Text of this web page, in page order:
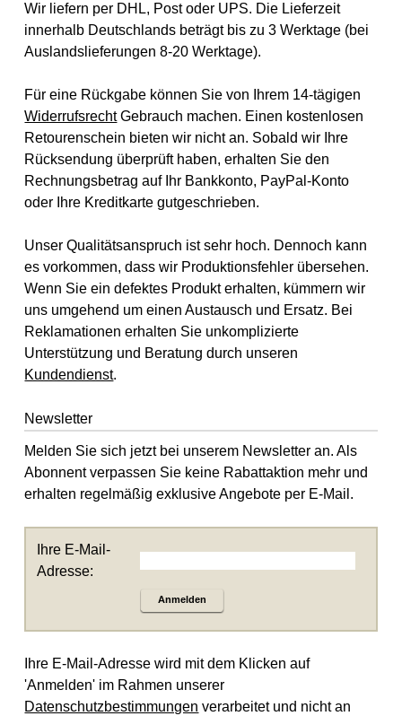
Wir liefern per DHL, Post oder UPS. Die Lieferzeit
innerhalb Deutschlands beträgt bis zu 3 Werktage (bei
Auslandslieferungen 8-20 Werktage).
Für eine Rückgabe können Sie von Ihrem 14-tägigen
WiderrufsrechtGebrauch machen. Einen kostenlosen
Retourenschein bieten wir nicht an. Sobald wir Ihre
Rücksendung überprüft haben, erhalten Sie den
Rechnungsbetrag auf Ihr Bankkonto, PayPal-Konto
oder Ihre Kreditkarte gutgeschrieben.
Unser Qualitätsanspruch ist sehr hoch. Dennoch kann
es vorkommen, dass wir Produktionsfehler übersehen.
Wenn Sie ein defektes Produkt erhalten, kümmern wir
uns umgehend um einen Austausch und Ersatz. Bei
Reklamationen erhalten Sie unkomplizierte
Unterstützung und Beratung durch unseren
Kundendienst.
Newsletter
Melden Sie sich jetzt bei unserem Newsletter an. Als
Abonnent verpassen Sie keine Rabattaktion mehr und
erhalten regelmäßig exklusive Angebote per E-Mail.
Ihre E-Mail-
Adresse:
Anmelden
Ihre E-Mail-Adresse wird mit dem Klicken auf
'Anmelden' im Rahmen unserer
Datenschutzbestimmungen verarbeitet und nicht an